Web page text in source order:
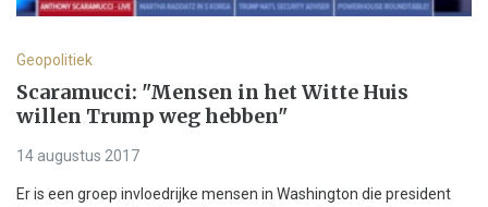
Geopolitiek
Scaramucci: "Mensen in het Witte Huis
willen Trump weg hebben"
14 augustus 2017
Er is een groep invloedrijke mensen in Washington die president